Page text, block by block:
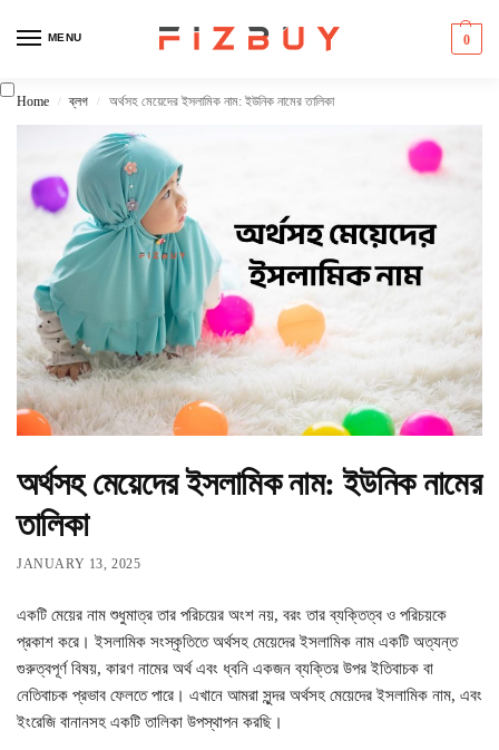
MENU 0
Home / ব্লগ / অর্থসহ মেয়েদের ইসলামিক নাম: ইউনিক নামের তালিকা
অর্থসহ মেয়েদের ইসলামিক নাম: ইউনিক নামের
তালিকা
JANUARY 13, 2025
একটি মেয়ের নাম শুধুমাত্র তার পরিচয়ের অংশ নয়, বরং তার ব্যক্তিত্ব ও পরিচয়কে
প্রকাশ করে। ইসলামিক সংস্কৃতিতে অর্থসহ মেয়েদের ইসলামিক নাম একটি অত্যন্ত
গুরুত্বপূর্ণ বিষয়, কারণ নামের অর্থ এবং ধ্বনি একজন ব্যক্তির উপর ইতিবাচক বা
নেতিবাচক প্রভাব ফেলতে পারে। এখানে আমরা সুন্দর অর্থসহ মেয়েদের ইসলামিক নাম, এবং
ইংরেজি বানানসহ একটি তালিকা উপস্থাপন করছি।